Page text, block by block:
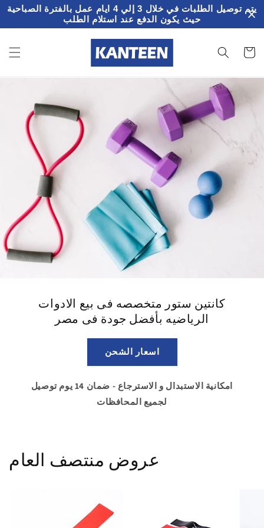
يتم توصيل الطلبات في خلال 3 إلي 4 ايام عمل بالفترة الصباحية
حيث يكون الدفع عند استلام الطلب
تخطى
الى
كانتين ستور متخصصه فى بيع الادوات
الرياضيه بأفضل جودة فى مصر
اسعار الشحن
امكانية الاستبدال و الاسترجاع - ضمان 14 يوم توصيل
لجميع المحافظات
عروض منتصف العام